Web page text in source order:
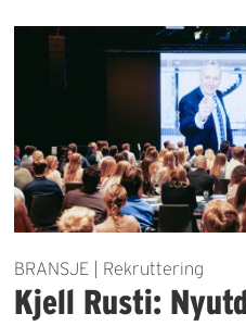
BRANSJE | Rekruttering
Kjell Rusti: